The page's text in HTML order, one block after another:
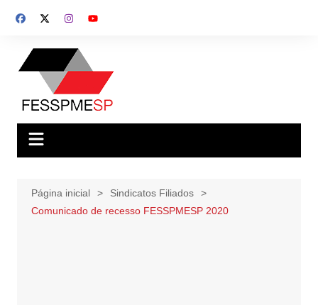
para
conteúdo
Página inicial
Sindicatos Filiados
Comunicado de recesso FESSPMESP 2020